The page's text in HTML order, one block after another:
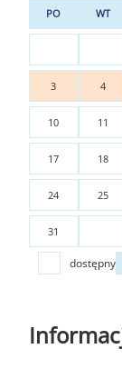
PO WT
3 4
10 11
17 18
24 25
31
dostępny